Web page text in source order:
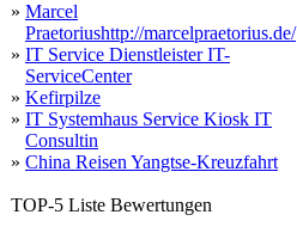
» Marcel
Praetoriushttp://marcelpraetorius.de/
» IT Service Dienstleister IT-
ServiceCenter
» Kefirpilze
» IT Systemhaus Service Kiosk IT
Consultin
» China Reisen Yangtse-Kreuzfahrt
TOP-5 Liste Bewertungen